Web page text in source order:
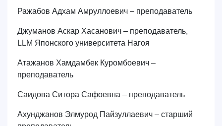
Ражабов Адхам Амруллоевич – преподаватель
Джуманов Аскар Хасанович – преподаватель,
LLM Японского университета Нагоя
Атажанов Хамдамбек Куромбоевич –
преподаватель
Саидова Ситора Сафоевна – преподаватель
Ахунджанов Элмурод Пайзуллаевич – старший